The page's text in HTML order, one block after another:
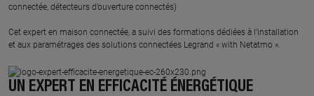
connectée, détecteurs d’ouverture connectés)
Cet expert en maison connectée, a suivi des formations dédiées à l’installation
et aux paramétrages des solutions connectées Legrand « with Netatmo ».
UN EXPERT EN EFFICACITÉ ÉNERGÉTIQUE